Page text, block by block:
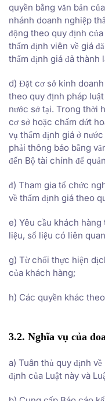
quyền bằng văn bản
nhánh doanh nghiệp
động theo quy định
thẩm định viên về giá
thẩm định giá đã thành
d) Đặt cơ sở kinh
theo quy định pháp
nước sở tại. Trong thời
cơ sở hoặc chấm dứt
vụ thẩm định giá ở
phải thông báo bằng
đến Bộ tài chính để
đ) Tham gia tổ chức
về thẩm định giá theo
e) Yêu cầu khách
liệu, số liệu có liên
g) Từ chối thực hiện
của khách hàng;
h) Các quyền khác
3.2. Nghĩa vụ của
a) Tuân thủ quy định
định của Luật này và